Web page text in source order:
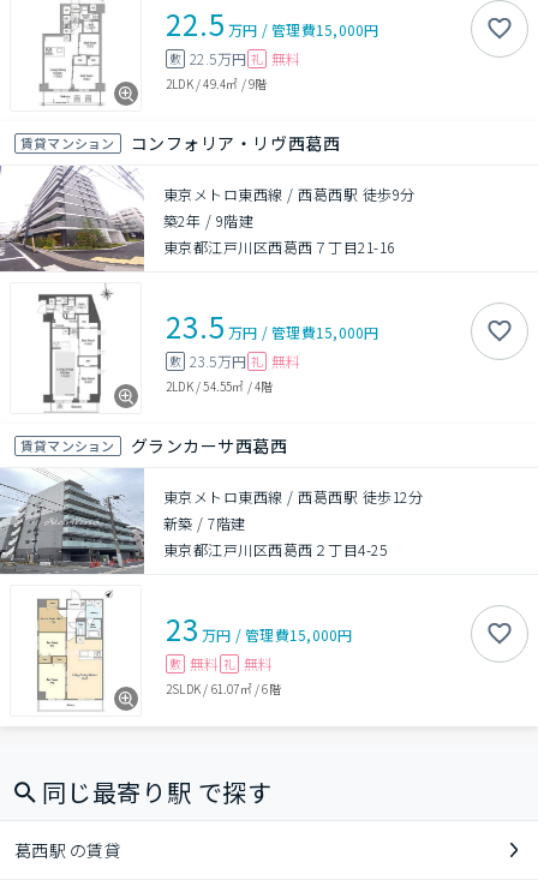
22.5 万円 /管理費15,000円
敷 22.5万円 礼 無料
2LDK/49.4㎡ /9階
賃貸マンション コンフォリア・リヴ西葛西
東京メトロ東西線 / 西葛西駅 徒歩9分
築2年 / 9階建
東京都江戸川区西葛西７丁目21-16
23.5 万円 /管理費15,000円
敷 23.5万円 礼 無料
2LDK/54.55㎡ /4階
賃貸マンション グランカーサ西葛西
東京メトロ東西線 / 西葛西駅 徒歩12分
新築 /7階建
東京都江戸川区西葛西２丁目4-25
23 万円 /管理費15,000円
敷 無料 礼 無料
2SLDK / 61.07㎡/6階
同じ最寄り駅 で探す
葛西駅 の賃貸